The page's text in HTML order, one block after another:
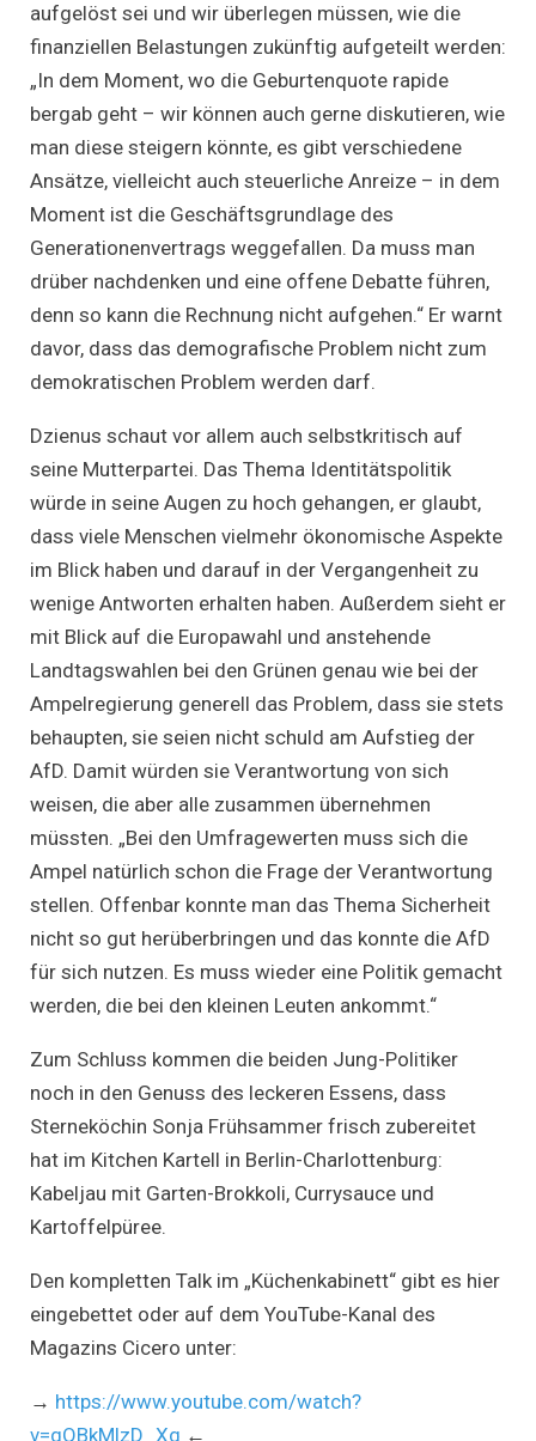
aufgelöst sei und wir überlegen müssen, wie die
finanziellen Belastungen zukünftig aufgeteilt werden:
„In dem Moment, wo die Geburtenquote rapide
bergab geht – wir können auch gerne diskutieren, wie
man diese steigern könnte, es gibt verschiedene
Ansätze, vielleicht auch steuerliche Anreize – in dem
Moment ist die Geschäftsgrundlage des
Generationenvertrags weggefallen. Da muss man
drüber nachdenken und eine offene Debatte führen,
denn so kann die Rechnung nicht aufgehen.“ Er warnt
davor, dass das demografische Problem nicht zum
demokratischen Problem werden darf.
Dzienus schaut vor allem auch selbstkritisch auf
seine Mutterpartei. Das Thema Identitätspolitik
würde in seine Augen zu hoch gehangen, er glaubt,
dass viele Menschen vielmehr ökonomische Aspekte
im Blick haben und darauf in der Vergangenheit zu
wenige Antworten erhalten haben. Außerdem sieht er
mit Blick auf die Europawahl und anstehende
Landtagswahlen bei den Grünen genau wie bei der
Ampelregierung generell das Problem, dass sie stets
behaupten, sie seien nicht schuld am Aufstieg der
AfD. Damit würden sie Verantwortung von sich
weisen, die aber alle zusammen übernehmen
müssten. „Bei den Umfragewerten muss sich die
Ampel natürlich schon die Frage der Verantwortung
stellen. Offenbar konnte man das Thema Sicherheit
nicht so gut herüberbringen und das konnte die AfD
für sich nutzen. Es muss wieder eine Politik gemacht
werden, die bei den kleinen Leuten ankommt.“
Zum Schluss kommen die beiden Jung-Politiker
noch in den Genuss des leckeren Essens, dass
Sterneköchin Sonja Frühsammer frisch zubereitet
hat im Kitchen Kartell in Berlin-Charlottenburg:
Kabeljau mit Garten-Brokkoli, Currysauce und
Kartoffelpüree.
Den kompletten Talk im „Küchenkabinett“ gibt es hier
eingebettet oder auf dem YouTube-Kanal des
Magazins Cicero unter:
→ https://www.youtube.com/watch?
v=gQBkMlzD_Xg ←